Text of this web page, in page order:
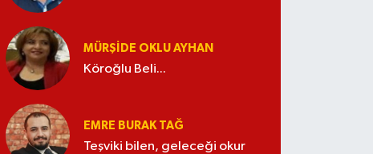
MÜRŞIDE OKLU AYHAN
Köroğlu Beli...
EMRE BURAK TAĞ
Teşviki bilen, geleceği okur